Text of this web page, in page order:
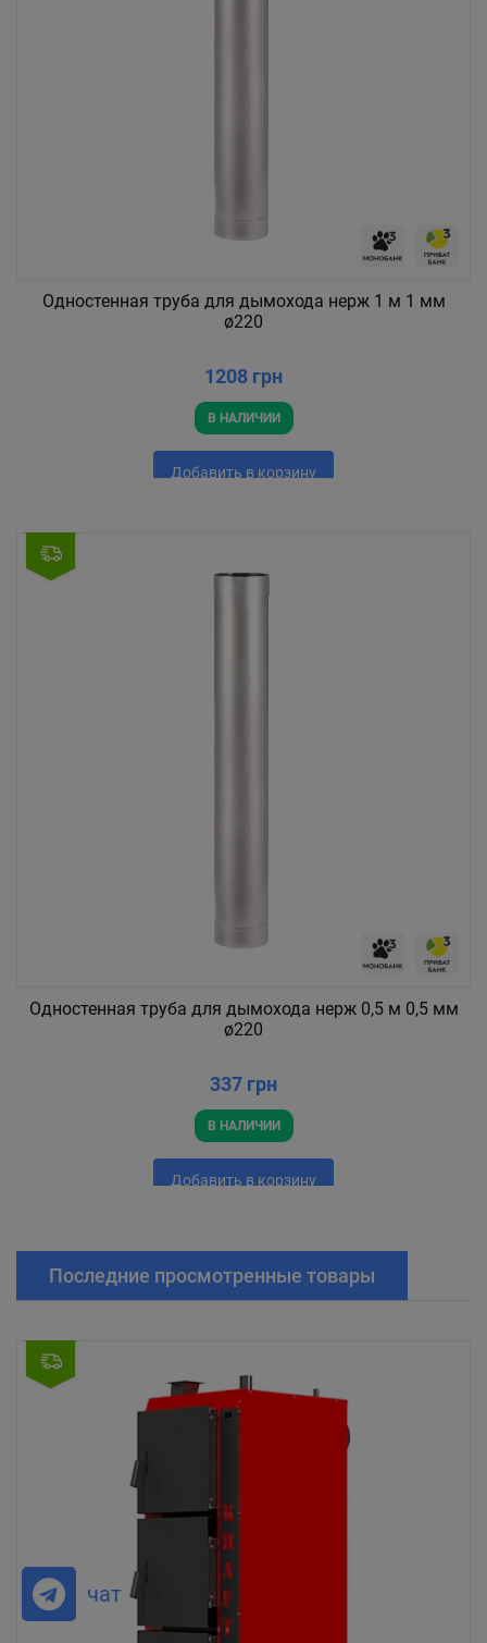
чат
Одностенная труба для дымохода нерж 1 м 1 мм
ø220
1208 грн
В НАЛИЧИИ
Добавить в корзину
Одностенная труба для дымохода нерж 0,5 м 0,5 мм
ø220
337 грн
В НАЛИЧИИ
Добавить в корзину
Последние просмотренные товары